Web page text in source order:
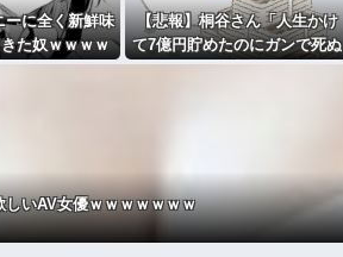
に全く新鮮味
た奴ｗｗｗｗ
ｗｗｗ
【悲報】桐谷さん「人生かけ
て7億円貯めたのにガンで死ぬ
かも。もっと素直に遊べばよ
いAV女優ｗｗｗｗｗｗｗ